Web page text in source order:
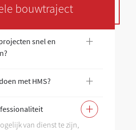
bouwtraject
snel en
+
met HMS? +
+
van dienst te zijn,